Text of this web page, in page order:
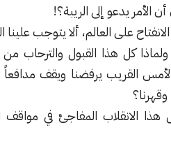
إلى الريبة؟!
ألا يتوجب علينا التوقف قليلاً
القبول والترحاب من أغلب دول
يرفضنا ويقف مدافعاً عن المجرم
المفاجئ في مواقف الدول شرقاً